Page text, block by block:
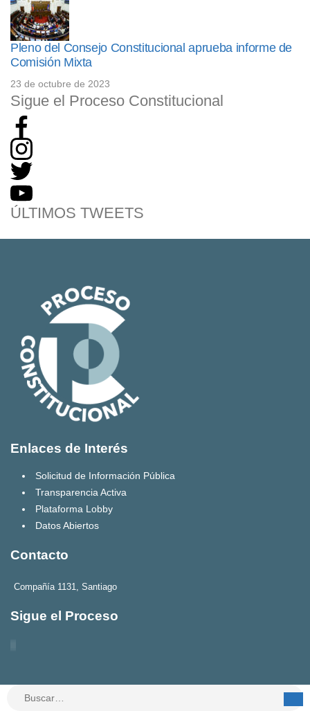
Pleno del Consejo Constitucional aprueba informe de
Comisión Mixta
23 de octubre de 2023
Sigue el Proceso Constitucional
ÚLTIMOS TWEETS
Enlaces de Interés
Solicitud de Información Pública
Transparencia Activa
Plataforma Lobby
Datos Abiertos
Contacto
Compañía 1131, Santiago
Sigue el Proceso